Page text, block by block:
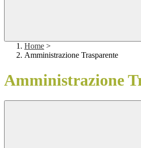
Home >
Amministrazione Trasparente
Amministrazione